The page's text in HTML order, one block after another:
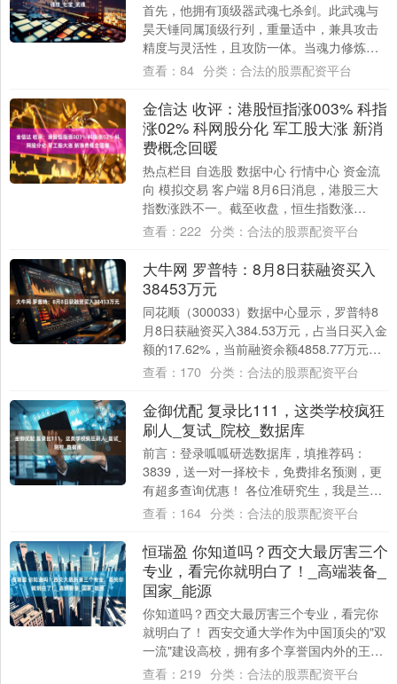
首先，他拥有顶级器武魂七杀剑。此武魂与
昊天锤同属顶级行列，重量适中，兼具攻击
精度与灵活性，且攻防一体。当魂力修炼到
一定程度，还会觉醒专属的七杀领域，在领
查看： 84 分类： 合法的股票配资平台
金信达 收评：港股恒指涨003% 科指
涨02% 科网股分化 军工股大涨 新消
费概念回暖
热点栏目 自选股 数据中心 行情中心 资金流
向 模拟交易 客户端 8月6日消息，港股三大
指数涨跌不一。截至收盘，恒生指数涨
0.03%，报24910.63点，恒生....
查看： 222 分类： 合法的股票配资平台
大牛网 罗普特：8月8日获融资买入
38453万元
同花顺（300033）数据中心显示，罗普特8
月8日获融资买入384.53万元，占当日买入金
额的17.62%，当前融资余额4858.77万元，
占流通市值的1.75....
查看： 170 分类： 合法的股票配资平台
金御优配 复录比111，这类学校疯狂
刷人_复试_院校_数据库
前言：登录呱呱研选数据库，填推荐码：
3839，送一对一择校卡，免费排名预测，更
有超多查询优惠！ 各位准研究生，我是兰
姐。 一志愿复录比11.65:1，进复试26....
查看： 164 分类： 合法的股票配资平台
恒瑞盈 你知道吗？西交大最厉害三个
专业，看完你就明白了！_高端装备_
国家_能源
你知道吗？西交大最厉害三个专业，看完你
就明白了！ 西安交通大学作为中国顶尖的"双
一流"建设高校，拥有多个享誉国内外的王牌
专业。根据学科评估、就业质量及科研实力
查看： 219 分类： 合法的股票配资平台